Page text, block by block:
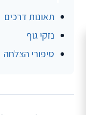
תאונות דרכים
נזקי גוף
סיפורי הצלחה